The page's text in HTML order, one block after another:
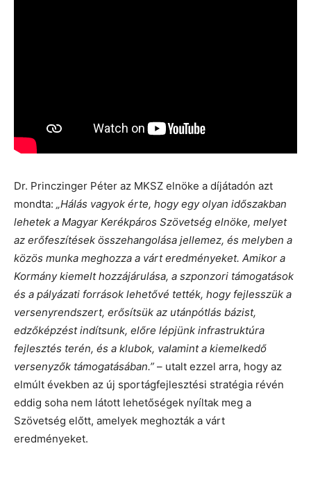
Dr. Princzinger Péter az MKSZ elnöke a díjátadón azt
mondta: „Hálás vagyok érte, hogy egy olyan időszakban
lehetek a Magyar Kerékpáros Szövetség elnöke, melyet
az erőfeszítések összehangolása jellemez, és melyben a
közös munka meghozza a várt eredményeket. Amikor a
Kormány kiemelt hozzájárulása, a szponzori támogatások
és a pályázati források lehetővé tették, hogy fejlesszük a
versenyrendszert, erősítsük az utánpótlás bázist,
edzőképzést indítsunk, előre lépjünk infrastruktúra
fejlesztés terén, és a klubok, valamint a kiemelkedő
versenyzők támogatásában.” – utalt ezzel arra, hogy az
elmúlt években az új sportágfejlesztési stratégia révén
eddig soha nem látott lehetőségek nyíltak meg a
Szövetség előtt, amelyek meghozták a várt
eredményeket.